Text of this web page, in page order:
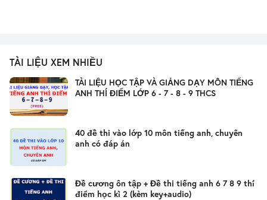
TÀI LIỆU XEM NHIỀU
TÀI LIỆU HỌC TẬP VÀ GIẢNG DẠY MÔN TIẾNG
ANH THÍ ĐIỂM LỚP 6 - 7 - 8 - 9 THCS
40 đề thi vào lớp 10 môn tiếng anh, chuyên
anh có đáp án
Đề cương ôn tập + Đề thi tiếng anh 6 7 8 9 thí
điểm học kì 2 (kèm key+audio)